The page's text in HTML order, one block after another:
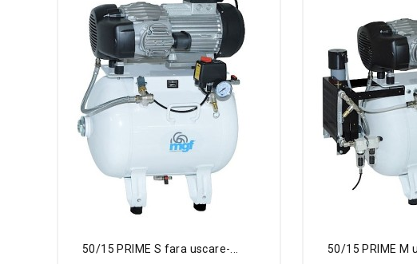
50/15 PRIME S fara uscare-... 50/15 PRIME M